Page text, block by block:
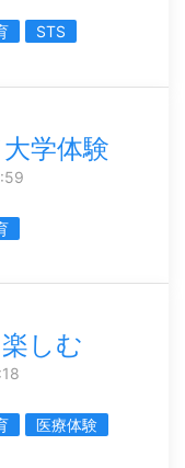
STS
学体験
しむ
医療体験